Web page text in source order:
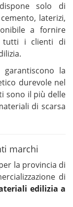
solo di
laterizi,
a fornire
tutti i clienti di
la
durevole nel
sono il più delle
di scarsa
marchi
la provincia di
di
edilizia a